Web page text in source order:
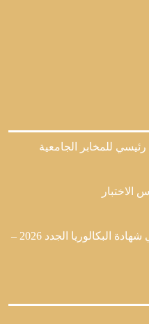
للمخابر الجامعية
الاختبار
الأبواب المفتوحة الافتراضية لحاملي شهادة البكالوريا الجدد 2026 –